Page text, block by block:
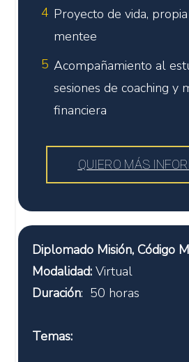
4 Proyecto de vida,
mentee
5 Acompañamiento al
sesiones de coaching y
financiera
QUIERO MÁS
Diplomado Misión, Código
Modalidad: Virtual ​
Duración: 50 horas
Temas: